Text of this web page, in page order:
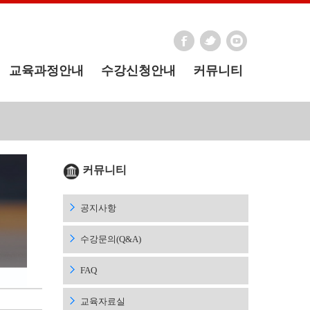
교육과정안내 수강신청안내 커뮤니티
커뮤니티
공지사항
수강문의(Q&A)
FAQ
교육자료실